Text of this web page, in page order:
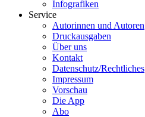
Infografiken
Service
Autorinnen und Autoren
Druckausgaben
Über uns
Kontakt
Datenschutz/Rechtliches
Impressum
Vorschau
Die App
Abo